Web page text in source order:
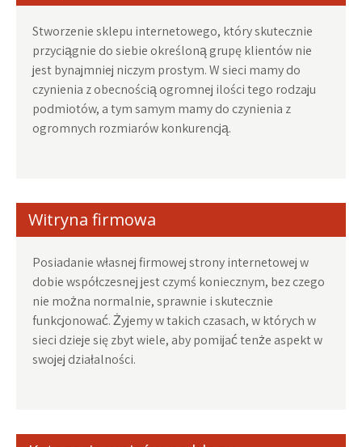
Stworzenie sklepu internetowego, który skutecznie
przyciągnie do siebie określoną grupę klientów nie
jest bynajmniej niczym prostym. W sieci mamy do
czynienia z obecnością ogromnej ilości tego rodzaju
podmiotów, a tym samym mamy do czynienia z
ogromnych rozmiarów konkurencją.
Witryna firmowa
Posiadanie własnej firmowej strony internetowej w
dobie współczesnej jest czymś koniecznym, bez czego
nie można normalnie, sprawnie i skutecznie
funkcjonować. Żyjemy w takich czasach, w których w
sieci dzieje się zbyt wiele, aby pomijać tenże aspekt w
swojej działalności.